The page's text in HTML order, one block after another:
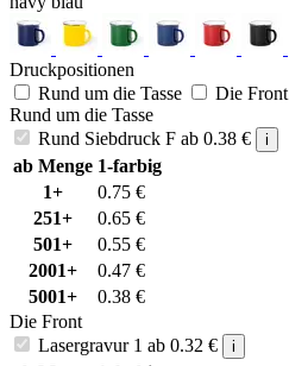
Druckpositionen
Rund um die Tasse
Die Front
Rund um die Tasse
Rund Siebdruck F ab 0.38 € i
ab Menge 1-farbig
1+
0.75 €
251+
0.65 €
501+
0.55 €
2001+
0.47 €
5001+
0.38 €
Die Front
Lasergravur 1 ab 0.32 € i